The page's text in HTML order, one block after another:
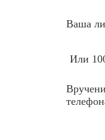
Ваша
Или